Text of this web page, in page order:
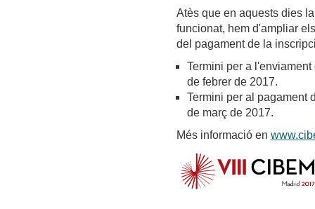
Atès que en aquests dies
funcionat, hem d'ampliar
del pagament de la
Termini per a
de febrer de 2017.
Termini per al pagament
de març de 2017.
Més informació en